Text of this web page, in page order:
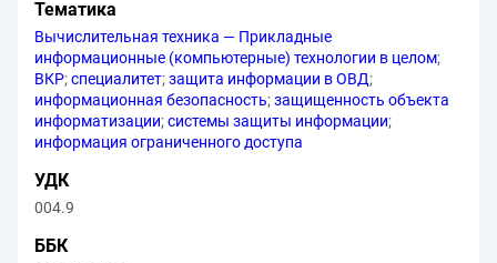
Тематика
Вычислительная техника — Прикладные
информационные (компьютерные) технологии в целом;
ВКР;специалитет;защита информации в ОВД;
информационная безопасность;защищенность объекта
информатизации;системы защиты информации;
информация ограниченного доступа
УДК
004.9
ББК